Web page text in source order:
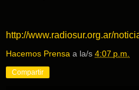
http://www.radiosur.org.ar/
Hacemos Prensa a la/s 4:07 p.m.
Compartir